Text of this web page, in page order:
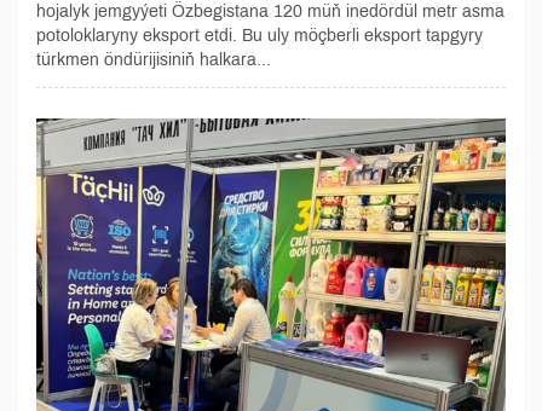
hojalyk jemgyýeti Özbegistana 120 müň inedördül metr asma
potoloklaryny eksport etdi. Bu uly möçberli eksport tapgyry
türkmen öndürijisiniň halkara...